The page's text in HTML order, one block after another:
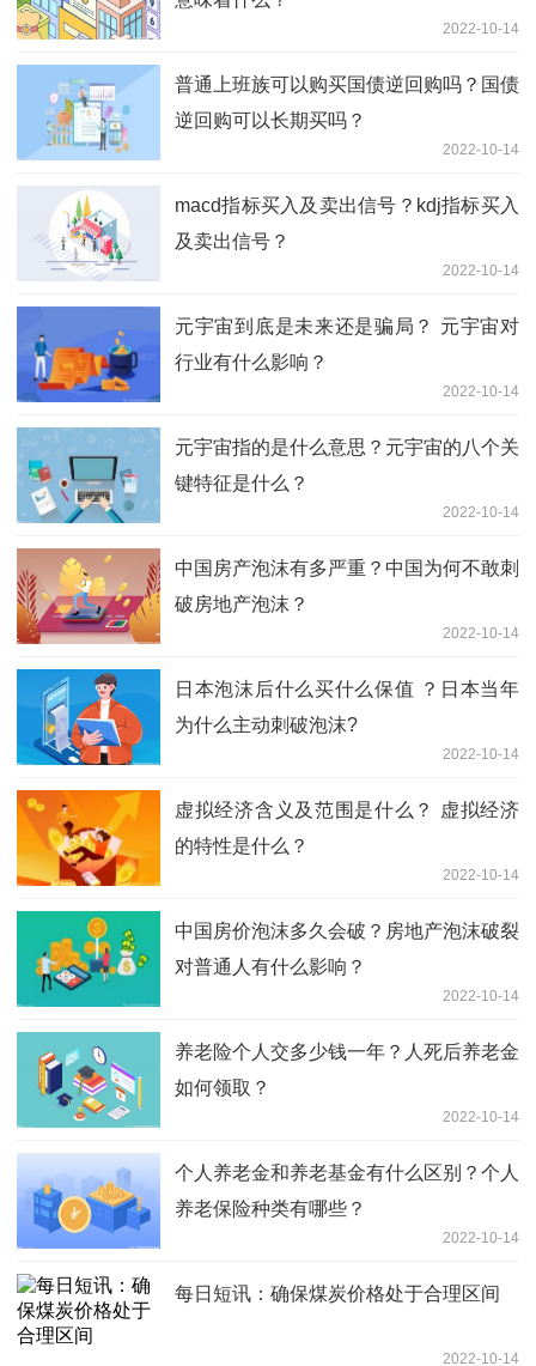
2022-10-14
普通上班族可以购买国债逆回购吗？国债
逆回购可以长期买吗？
2022-10-14
macd指标买入及卖出信号？kdj指标买入
及卖出信号？
2022-10-14
元宇宙到底是未来还是骗局？ 元宇宙对
行业有什么影响？
2022-10-14
元宇宙指的是什么意思？元宇宙的八个关
键特征是什么？
2022-10-14
中国房产泡沫有多严重？中国为何不敢刺
破房地产泡沫？
2022-10-14
日本泡沫后什么买什么保值 ？日本当年
为什么主动刺破泡沫?
2022-10-14
虚拟经济含义及范围是什么？ 虚拟经济
的特性是什么？
2022-10-14
中国房价泡沫多久会破？房地产泡沫破裂
对普通人有什么影响？
2022-10-14
养老险个人交多少钱一年？人死后养老金
如何领取？
2022-10-14
个人养老金和养老基金有什么区别？个人
养老保险种类有哪些？
2022-10-14
每日短讯：确保煤炭价格处于合理区间
2022-10-14